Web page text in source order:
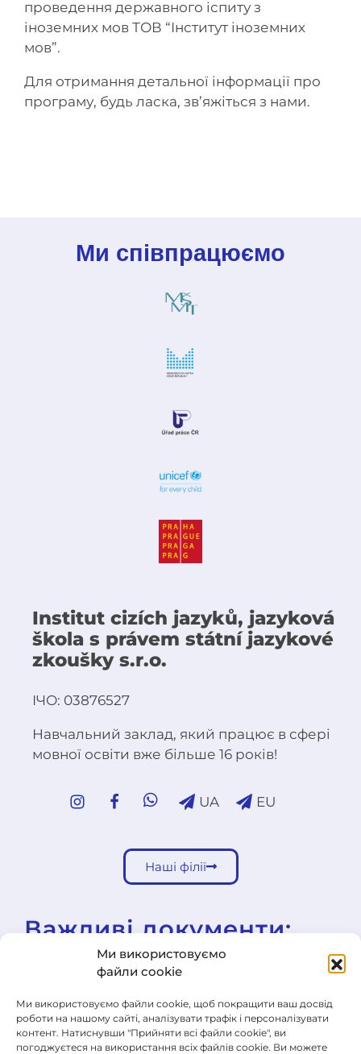
Ми використовуємо
файли cookie
Ми використовуємо файли cookie, щоб покращити ваш досвід
роботи на нашому сайті, аналізувати трафік і персоналізувати
контент. Натиснувши "Прийняти всі файли cookie", ви
погоджуєтеся на використання всіх файлів cookie. Ви можете
проведення державного іспиту з
іноземних мов ТОВ “Інститут іноземних
мов”.
Для отримання детальної інформації про
програму, будь ласка, зв’яжіться з нами.
Ми співпрацюємо
Institut cizích jazyků, jazyková
škola s právem státní jazykové
zkoušky s.r.o.
ІЧО: 03876527
Навчальний заклад, який працює в сфері
мовної освіти вже більше 16 років!
UA EU
Наші філії
Важливі документи:
Шкільна освітня програма
Шкільні правила
Загальні умови продажу